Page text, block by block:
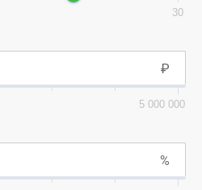
30
5 000 000